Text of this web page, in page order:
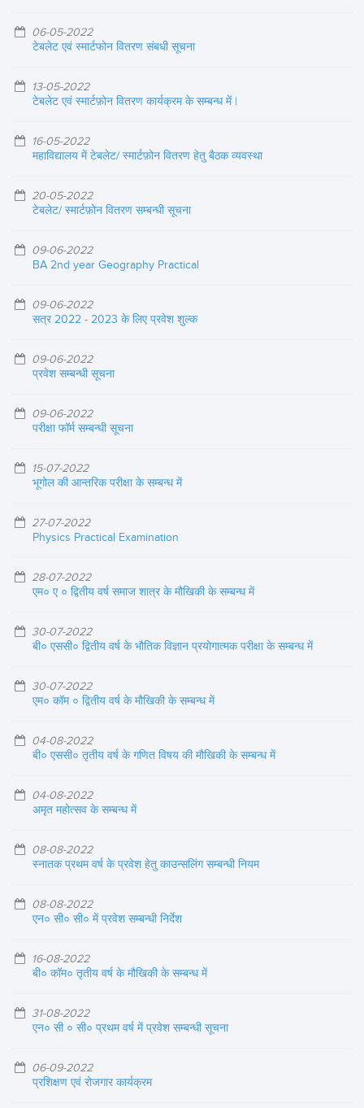
06-05-2022
टेबलेट एवं स्मार्टफोन वितरण संबधी सूचना
13-05-2022
टेबलेट एवं स्मार्टफ़ोन वितरण कार्यक्रम के सम्बन्ध में |
16-05-2022
महाविद्यालय में टेबलेट/ स्मार्टफ़ोन वितरण हेतु बैठक व्यवस्था
20-05-2022
टेबलेट/ स्मार्टफ़ोन वितरण सम्बन्धी सूचना
09-06-2022
BA 2nd year Geography Practical
09-06-2022
सत्र 2022 - 2023 के लिए प्रवेश शुल्क
09-06-2022
प्रवेश सम्बन्धी सूचना
09-06-2022
परीक्षा फॉर्म सम्बन्धी सूचना
15-07-2022
भूगोल की आन्तरिक परीक्षा के सम्बन्ध में
27-07-2022
Physics Practical Examination
28-07-2022
एम० ए ० द्वितीय वर्ष समाज शात्र के मौखिकी के सम्बन्ध में
30-07-2022
बी० एससी० द्वितीय वर्ष के भौतिक विज्ञान प्रयोगात्मक परीक्षा के सम्बन्ध में
30-07-2022
एम० कॉम ० द्वितीय वर्ष के मौखिकी के सम्बन्ध में
04-08-2022
बी० एससी० तृतीय वर्ष के गणित विषय की मौखिकी के सम्बन्ध में
04-08-2022
अमृत महोत्सव के सम्बन्ध में
08-08-2022
स्नातक प्रथम वर्ष के प्रवेश हेतु काउन्सलिंग सम्बन्धी नियम
08-08-2022
एन० सी० सी० में प्रवेश सम्बन्धी निर्देश
16-08-2022
बी० कॉम० तृतीय वर्ष के मौखिकी के सम्बन्ध में
31-08-2022
एन० सी ० सी० प्रथम वर्ष में प्रवेश सम्बन्धी सूचना
06-09-2022
प्रशिक्षण एवं रोजगार कार्यक्रम